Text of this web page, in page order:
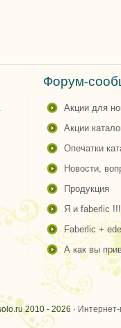
Форум-
акции для
акции
опечатки
новости,
продукция
я и faberlic !!!
faberlic +
а как вы
2010 - 2026 ·